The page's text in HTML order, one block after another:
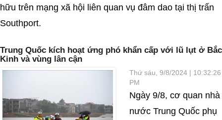
hữu trên mạng xã hội liên quan vụ đâm dao tại thị trấn
Southport.
Trung Quốc kích hoạt ứng phó khẩn cấp với lũ lụt ở Bắc
Kinh và vùng lân cận
Thứ sáu, 9/8/2024 | 10:32:26
PM
Ngày 9/8, cơ quan nhà
nước Trung Quốc phụ